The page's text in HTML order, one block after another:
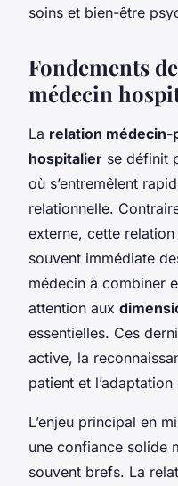
soins et bien-être
Fondements
médecin
La relation médecin-
hospitalier se définit
où s’entremêlent
relationnelle.
externe, cette
souvent immédiate
médecin à combiner
attention aux
essentielles. Ces
active, la
patient et
L’enjeu principal en
une confiance solide
souvent brefs. La